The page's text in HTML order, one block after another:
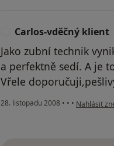
Carlos-vděčný klient
Jako zubní technik
a perfektně sedí. A je
Vřele
28. listopadu 2008 • • • podle
Nahlásit